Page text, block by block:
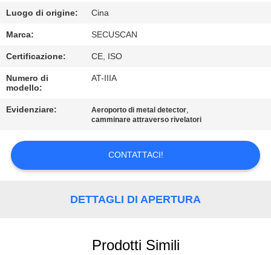
QUALITÀ
CONTATTICI
NOTIZIE
CITAZIONE
Luogo di origine: Cina
Marca: SECUSCAN
Certificazione: CE, ISO
Numero di
modello:
AT-IIIA
Evidenziare: Aeroporto di metal detector,
camminare attraverso rivelatori
CONTATTACI!
DETTAGLI DI APERTURA
Prodotti Simili